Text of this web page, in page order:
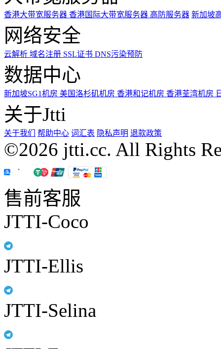
香港大带宽服务器 香港国际大带宽服务器 高防服务器 新加坡
网络安全
云解析 域名注册 SSL证书 DNS污染预防
数据中心
新加坡SG1机房 美国洛杉矶机房 香港和记机房 香港荃湾机房
关于Jtti
关于我们 帮助中心 词汇表 隐私声明 退款政策
©2026 jtti.cc. All Rights
售前客服
JTTI-Coco
JTTI-Ellis
JTTI-Selina